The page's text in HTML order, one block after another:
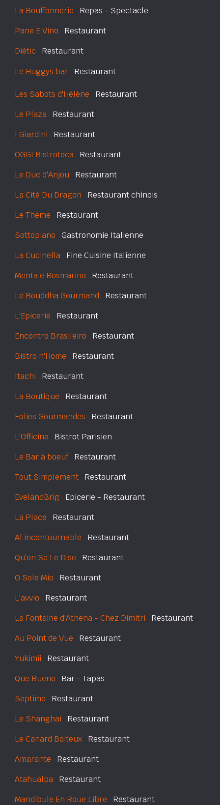
La Bouffonnerie Repas - Spectacle
Pane E Vino Restaurant
Diétic Restaurant
Le Huggys bar Restaurant
Les Sabots d'Hélène Restaurant
Le Plaza Restaurant
I Giardini Restaurant
OGGI Bistroteca Restaurant
Le Duc d'Anjou Restaurant
La Cité Du Dragon Restaurant chinois
Le Thème Restaurant
Sottopiano Gastronomie Italienne
La Cucinella Fine Cuisine Italienne
Menta e Rosmarino Restaurant
Le Bouddha Gourmand Restaurant
L'Epicerie Restaurant
Encontro Brasileiro Restaurant
Bistro n'Home Restaurant
Itachi Restaurant
La Boutique Restaurant
Folies Gourmandes Restaurant
L'Officine Bistrot Parisien
Le Bar à boeufRestaurant
Tout Simplement Restaurant
EvelandBrig Epicerie - Restaurant
La Place Restaurant
Al incontournable Restaurant
Qu'on Se Le Dise Restaurant
O Sole Mio Restaurant
L'avvio Restaurant
La Fontaine d'Athena - Chez Dimitri Restaurant
Au Point de Vue Restaurant
Yukimii Restaurant
Que Bueno Bar - Tapas
Septime Restaurant
Le Shanghai Restaurant
Le Canard Boiteux Restaurant
Amarante Restaurant
Atahualpa Restaurant
Mandibule En Roue Libre Restaurant